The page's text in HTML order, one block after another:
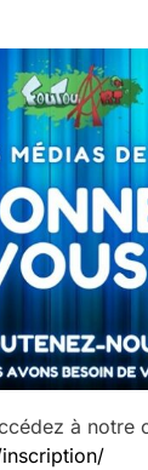
à notre